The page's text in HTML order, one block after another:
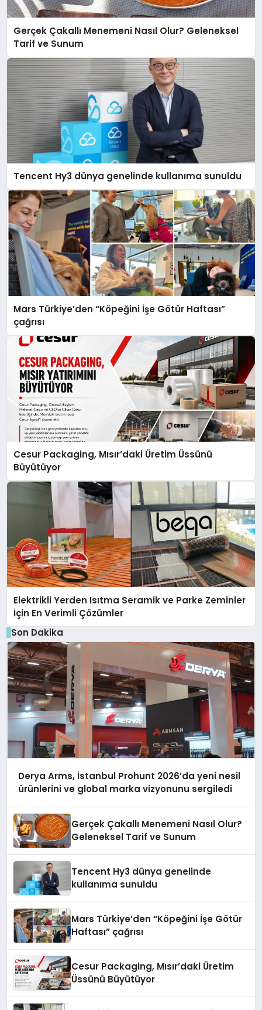
Gerçek Çakallı Menemeni Nasıl Olur? Geleneksel
Tarif ve Sunum
Tencent Hy3 dünya genelinde kullanıma sunuldu
Mars Türkiye’den “Köpeğini İşe Götür Haftası”
çağrısı
Cesur Packaging, Mısır’daki Üretim Üssünü
Büyütüyor
Elektrikli Yerden Isıtma Seramik ve Parke Zeminler
İçin En Verimli Çözümler
Son Dakika
Derya Arms, İstanbul Prohunt 2026’da yeni nesil
ürünlerini ve global marka vizyonunu sergiledi
Gerçek Çakallı Menemeni Nasıl Olur?
Geleneksel Tarif ve Sunum
Tencent Hy3 dünya genelinde
kullanıma sunuldu
Mars Türkiye’den “Köpeğini İşe Götür
Haftası” çağrısı
Cesur Packaging, Mısır’daki Üretim
Üssünü Büyütüyor